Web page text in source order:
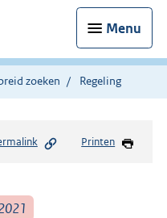
Menu
zoeken Regeling
Printen